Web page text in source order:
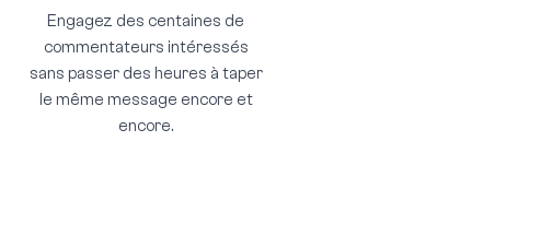
Engagez des centaines de
commentateurs intéressés
sans passer des heures à taper
le même message encore et
encore.